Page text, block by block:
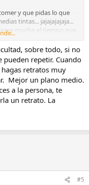
y que pidas lo que
tintas... jajajajajaja...
mucho el tiempo que
lo que has visto, que ya
mucho la pena...
sobre todo, si no
pueden repetir. Cuando
retratos muy
Mejor un plano medio.
a la persona, te
un retrato. La
#5